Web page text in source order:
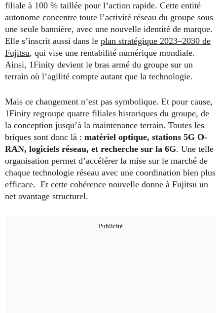
filiale à 100 % taillée pour l’action rapide. Cette entité
autonome concentre toute l’activité réseau du groupe sous
une seule bannière, avec une nouvelle identité de marque.
Elle s’inscrit aussi dans le plan stratégique 2023–2030 de
Fujitsu, qui vise une rentabilité numérique mondiale.
Ainsi, 1Finity devient le bras armé du groupe sur un
terrain où l’agilité compte autant que la technologie.
Mais ce changement n’est pas symbolique. Et pour cause,
1Finity regroupe quatre filiales historiques du groupe, de
la conception jusqu’à la maintenance terrain. Toutes les
briques sont donc là : matériel optique, stations 5G O-
RAN, logiciels réseau, et recherche sur la 6G. Une telle
organisation permet d’accélérer la mise sur le marché de
chaque technologie réseau avec une coordination bien plus
efficace. Et cette cohérence nouvelle donne à Fujitsu un
net avantage structurel.